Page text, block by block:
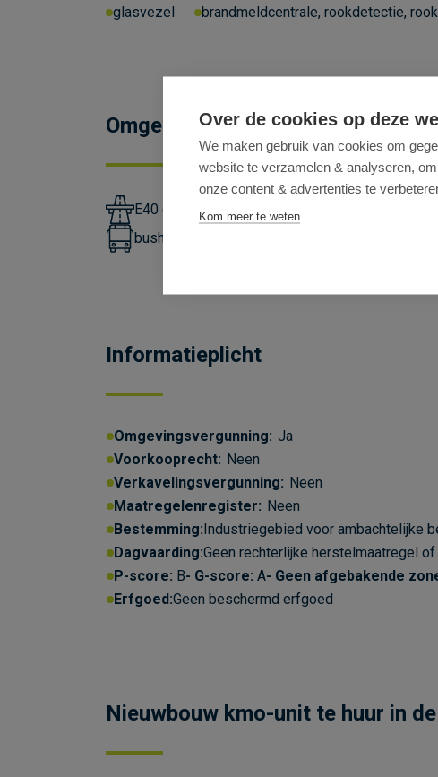
glasvezel
brandmeldcentrale, rookdetectie,
Omgeving
E40 op 11,8km
bushalte lijn 25, 49, 251 op 180m
Informatieplicht
Omgevingsvergunning: Ja
Voorkooprecht: Neen
Verkavelingsvergunning: Neen
Maatregelenregister: Neen
Bestemming:Industriegebied voor ambachtelijke
Dagvaarding:Geen rechterlijke herstelmaatregel
P-score: B G-score: A Geen afgebakende
Erfgoed:Geen beschermd erfgoed
Nieuwbouw kmo-unit te huur in
Over de cookies op deze
We maken gebruik van cookies om
website te verzamelen & analyseren,
onze content & advertenties te
Kom meer te weten